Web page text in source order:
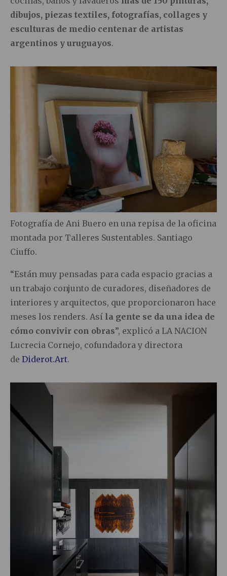
dibujos, piezas textiles, fotografías, collages y
esculturas de medio centenar de artistas
argentinos y uruguayos.
Fotografía de Ani Buero en una repisa de la oficina
montada por Talleres Sustentables. Santiago
Ciuffo.
“Están muy pensadas para cada espacio gracias a
un trabajo conjunto de curadores, diseñadores de
interiores y arquitectos, que proporcionaron hace
meses los renders. Así la gente se da una idea de
cómo convivir con obras”, explicó a LA NACION
Lucrecia Cornejo, cofundadora y directora
de Diderot.Art.